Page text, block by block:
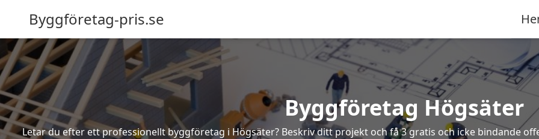
Byggföretag-pris.se
Byggföretag Högsäter
Letar du efter ett professionellt byggföretag i Högsäter? Beskriv ditt projekt och få 3 gratis och icke bindande